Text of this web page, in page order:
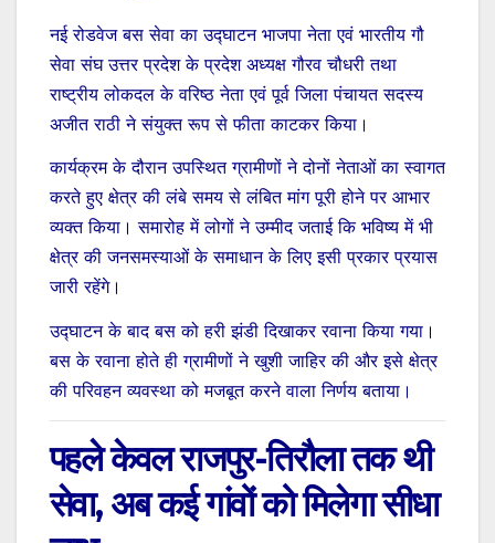
नई रोडवेज बस सेवा का उद्घाटन भाजपा नेता एवं भारतीय गौ
सेवा संघ उत्तर प्रदेश के प्रदेश अध्यक्ष गौरव चौधरी तथा
राष्ट्रीय लोकदल के वरिष्ठ नेता एवं पूर्व जिला पंचायत सदस्य
अजीत राठी ने संयुक्त रूप से फीता काटकर किया।
कार्यक्रम के दौरान उपस्थित ग्रामीणों ने दोनों नेताओं का स्वागत
करते हुए क्षेत्र की लंबे समय से लंबित मांग पूरी होने पर आभार
व्यक्त किया। समारोह में लोगों ने उम्मीद जताई कि भविष्य में भी
क्षेत्र की जनसमस्याओं के समाधान के लिए इसी प्रकार प्रयास
जारी रहेंगे।
उद्घाटन के बाद बस को हरी झंडी दिखाकर रवाना किया गया।
बस के रवाना होते ही ग्रामीणों ने खुशी जाहिर की और इसे क्षेत्र
की परिवहन व्यवस्था को मजबूत करने वाला निर्णय बताया।
पहले केवल राजपुर-तिरौला तक थी
सेवा, अब कई गांवों को मिलेगा सीधा